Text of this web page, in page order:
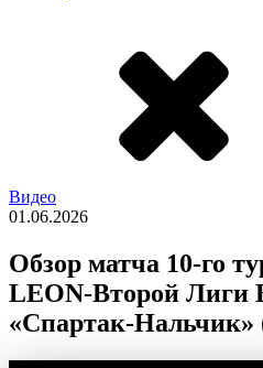
Видео
01.06.2026
Обзор матча 10-го
LEON-Второй Лиги
«Спартак-Нальчик»